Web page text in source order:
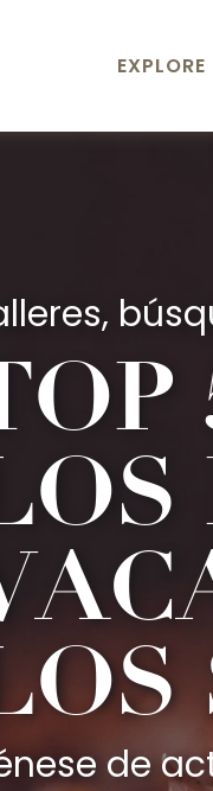
EXPLORE
de